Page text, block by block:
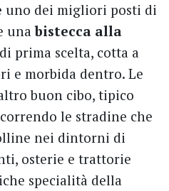
uno dei migliori posti di
unabistecca alla
prima scelta, cotta a
e morbida dentro. Le
buon cibo, tipico
le stradine che
nei dintorni di
osterie e trattorie
specialità della